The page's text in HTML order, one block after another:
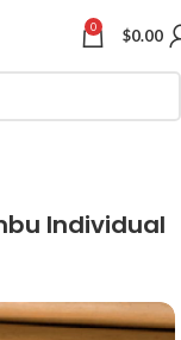
0 $0.00
Individual